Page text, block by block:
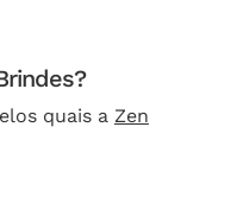
quais a Zen